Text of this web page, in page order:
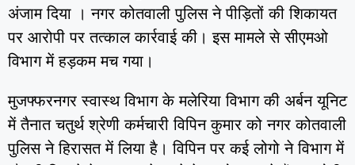
अंजाम दिया । नगर कोतवाली पुलिस ने पीड़ितों की शिकायत
पर आरोपी पर तत्काल कार्रवाई की। इस मामले से सीएमओ
विभाग में हड़कम मच गया।
मुजफ्फरनगर स्वास्थ विभाग के मलेरिया विभाग की अर्बन यूनिट
में तैनात चतुर्थ श्रेणी कर्मचारी विपिन कुमार को नगर कोतवाली
पुलिस ने हिरासत में लिया है। विपिन पर कई लोगो ने विभाग में